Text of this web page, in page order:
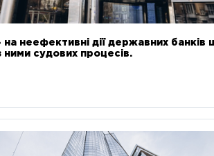
на неефективні дії державних
ними судових процесів.